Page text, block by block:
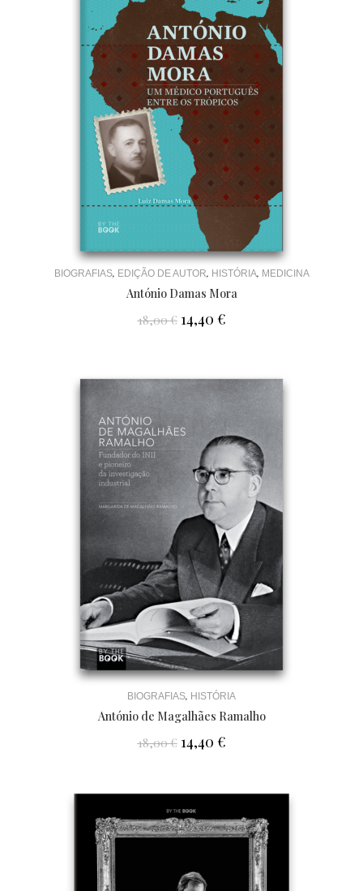
BIOGRAFIAS, EDIÇÃO DE AUTOR, HISTÓRIA, MEDICINA
António Damas Mora
18,00€ 14,40 €
BIOGRAFIAS, HISTÓRIA
António de Magalhães Ramalho
18,00€ 14,40 €